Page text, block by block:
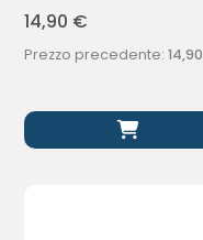
14,90 €
Prezzo precedente:14,90